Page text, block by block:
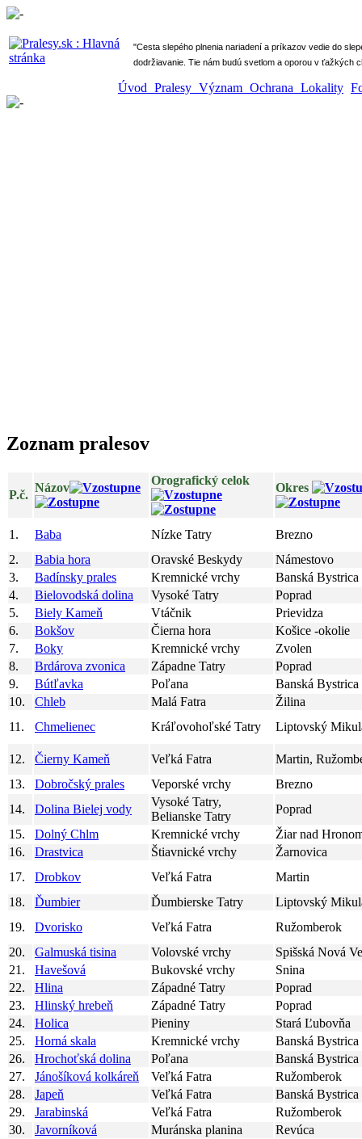
" Cesta slepého plnenia nariadení a príkazov vedie do
dodržiavanie. Tie nám budú svetlom a oporou v ťažkých
Úvod Pralesy Význam Ochrana Lokality
Zoznam pralesov
P.č.
Názov
Orografický celok
Okres
1. Baba Nízke Tatry
Brezno
2.
Babia hora Oravské Beskydy
Námestovo
3.
Badínsky prales Kremnické vrchy
Banská Bystrica
4.
Bielovodská dolina Vysoké Tatry
Poprad
5.
Biely Kameň Vtáčnik
Prievidza
6.
Bokšov Čierna hora
Košice -okolie
7.
Boky Kremnické vrchy
Zvolen
8.
Brdárova zvonica Západne Tatry
Poprad
9.
Bútľavka Poľana
Banská Bystrica
10.
Chleb Malá Fatra
Žilina
11.
Chmelienec Kráľovohoľské Tatry Liptovský
12. Čierny Kameň Veľká Fatra
Martin,
13.
Dobročský prales Veporské vrchy
Brezno
14.
Dolina Bielej vody
Vysoké Tatry,
Belianske Tatry
Poprad
15.
Dolný Chlm Kremnické vrchy
Žiar nad
16.
Drastvica Štiavnické vrchy
Žarnovica
17.
Drobkov Veľká Fatra
Martin
18.
Ďumbier Ďumbierske Tatry
Liptovský
19.
Dvorisko Veľká Fatra
Ružomberok
20.
Galmuská tisina Volovské vrchy
Spišská Nová
21.
Havešová Bukovské vrchy
Snina
22.
Hlina Západné Tatry
Poprad
23.
Hlinský hrebeň Západné Tatry
Poprad
24.
Holica Pieniny
Stará Ľubovňa
25.
Horná skala Kremnické vrchy
Banská Bystrica
26.
Hrochoťská dolina Poľana
Banská Bystrica
27.
Jánošíková kolkáreň Veľká Fatra
Ružomberok
28.
Japeň Veľká Fatra
Banská Bystrica
29.
Jarabinská Veľká Fatra
Ružomberok
30.
Javorníková Muránska planina
Revúca